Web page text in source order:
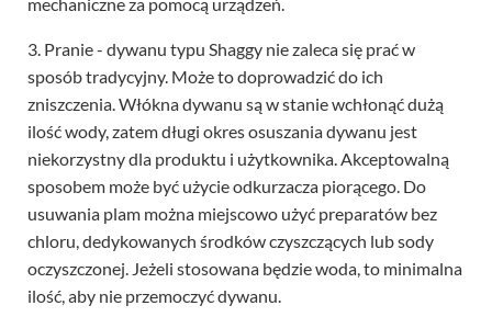
3. Pranie - dywanu typu Shaggy nie zaleca się prać w
sposób tradycyjny. Może to doprowadzić do ich
zniszczenia. Włókna dywanu są w stanie wchłonąć dużą
ilość wody, zatem długi okres osuszania dywanu jest
niekorzystny dla produktu i użytkownika. Akceptowalną
sposobem może być użycie odkurzacza piorącego. Do
usuwania plam można miejscowo użyć preparatów bez
chloru, dedykowanych środków czyszczących lub sody
oczyszczonej. Jeżeli stosowana będzie woda, to minimalna
ilość, aby nie przemoczyć dywanu.